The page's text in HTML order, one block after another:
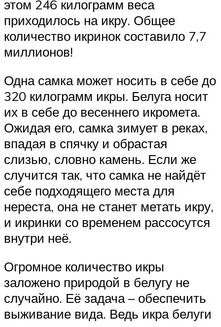
этом 246 килограмм веса
приходилось на икру. Общее
количество икринок составило 7,7
миллионов!
Одна самка может носить в себе до
320 килограмм икры. Белуга носит
их в себе до весеннего икромета.
Ожидая его, самка зимует в реках,
впадая в спячку и обрастая
слизью, словно камень. Если же
случится так, что самка не найдёт
себе подходящего места для
нереста, она не станет метать икру,
и икринки со временем рассосутся
внутри неё.
Огромное количество икры
заложено природой в белугу не
случайно. Её задача – обеспечить
выживание вида. Ведь икра белуги